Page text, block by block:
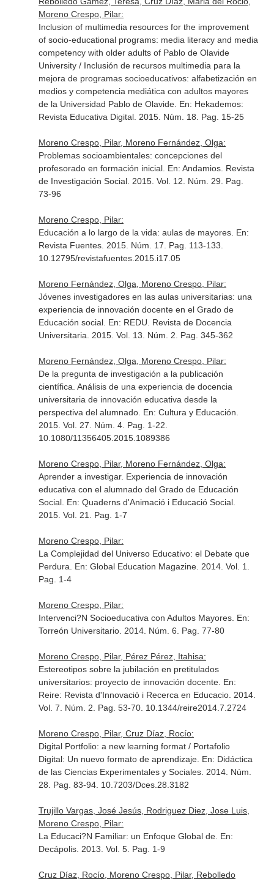
Moreno Crespo, Pilar:
Inclusion of multimedia resources for the improvement
of socio-educational programs: media literacy and media
competency with older adults of Pablo de Olavide
University / Inclusión de recursos multimedia para la
mejora de programas socioeducativos: alfabetización en
medios y competencia mediática con adultos mayores
de la Universidad Pablo de Olavide. En: Hekademos:
Revista Educativa Digital. 2015. Núm. 18. Pag. 15-25
Moreno Crespo, Pilar, Moreno Fernández, Olga:
Problemas socioambientales: concepciones del
profesorado en formación inicial. En: Andamios. Revista
de Investigación Social. 2015. Vol. 12. Núm. 29. Pag.
73-96
Moreno Crespo, Pilar:
Educación a lo largo de la vida: aulas de mayores. En:
Revista Fuentes. 2015. Núm. 17. Pag. 113-133.
10.12795/revistafuentes.2015.i17.05
Moreno Fernández, Olga, Moreno Crespo, Pilar:
Jóvenes investigadores en las aulas universitarias: una
experiencia de innovación docente en el Grado de
Educación social. En: REDU. Revista de Docencia
Universitaria . 2015. Vol. 13. Núm. 2. Pag. 345-362
Moreno Fernández, Olga, Moreno Crespo, Pilar:
De la pregunta de investigación a la publicación
científica. Análisis de una experiencia de docencia
universitaria de innovación educativa desde la
perspectiva del alumnado. En: Cultura y Educación
2015. Vol. 27. Núm. 4. Pag. 1-22.
10.1080/11356405.2015.1089386
Moreno Crespo, Pilar, Moreno Fernández, Olga:
Aprender a investigar. Experiencia de innovación
educativa con el alumnado del Grado de Educación
Social. En: Quaderns d'Animació i Educació Social.
2015. Vol. 21. Pag. 1-7
Moreno Crespo, Pilar:
La Complejidad del Universo Educativo: el Debate que
Perdura. En: Global Education Magazine. 2014. Vol. 1.
Pag. 1-4
Moreno Crespo, Pilar:
Intervenci?N Socioeducativa con Adultos Mayores. En:
Torreón Universitario. 2014. Núm. 6. Pag. 77-80
Moreno Crespo, Pilar, Pérez Pérez, Itahisa:
Estereotipos sobre la jubilación en pretitulados
universitarios: proyecto de innovación docente. En:
Reire: Revista d'Innovació i Recerca en Educacio. 2014.
Vol. 7. Núm. 2. Pag. 53-70. 10.1344/reire2014.7.2724
Moreno Crespo, Pilar, Cruz Díaz, Rocío:
Digital Portfolio: a new learning format / Portafolio
Digital: Un nuevo formato de aprendizaje. En: Didáctica
de las Ciencias Experimentales y Sociales. 2014. Núm.
28. Pag. 83-94. 10.7203/Dces.28.3182
Trujillo Vargas, José Jesús, Rodriguez Diez, Jose Luis,
Moreno Crespo, Pilar:
La Educaci?N Familiar: un Enfoque Global de. En:
Decápolis. 2013. Vol. 5. Pag. 1-9
Cruz Díaz, Rocío, Moreno Crespo, Pilar, Rebolledo